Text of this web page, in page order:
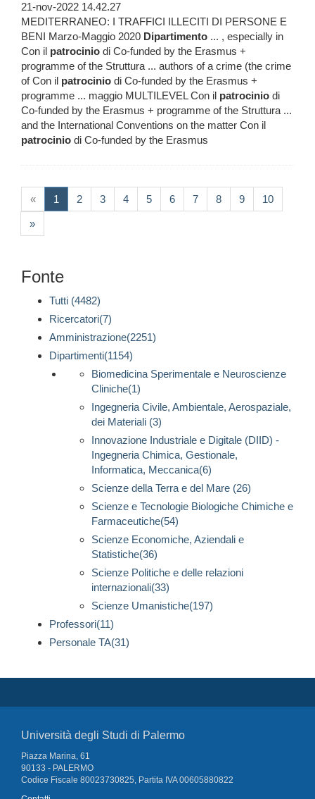
21-nov-2022 14.42.27
MEDITERRANEO: I TRAFFICI ILLECITI DI PERSONE E
BENI Marzo-Maggio 2020 Dipartimento ... , especially in
Con il patrocinio di Co-funded by the Erasmus +
programme of the Struttura ... authors of a crime (the crime
of Con il patrocinio di Co-funded by the Erasmus +
programme ... maggio MULTILEVEL Con il patrocinio di
Co-funded by the Erasmus + programme of the Struttura ...
and the International Conventions on the matter Con il
patrocinio di Co-funded by the Erasmus
« 1 (current)
2 3 4 5 6 7 8 9 10
»
Fonte
Tutti (4482)
Ricercatori(7)
Amministrazione(2251)
Dipartimenti(1154)
Biomedicina Sperimentale e Neuroscienze
Cliniche(1)
Ingegneria Civile, Ambientale, Aerospaziale,
dei Materiali (3)
Innovazione Industriale e Digitale (DIID) -
Ingegneria Chimica, Gestionale,
Informatica, Meccanica(6)
Scienze della Terra e del Mare (26)
Scienze e Tecnologie Biologiche Chimiche e
Farmaceutiche(54)
Scienze Economiche, Aziendali e
Statistiche(36)
Scienze Politiche e delle relazioni
internazionali(33)
Scienze Umanistiche(197)
Professori(11)
Personale TA(31)
Università degli Studi di Palermo
Piazza Marina, 61
90133 - PALERMO
Codice Fiscale 80023730825, Partita IVA 00605880822